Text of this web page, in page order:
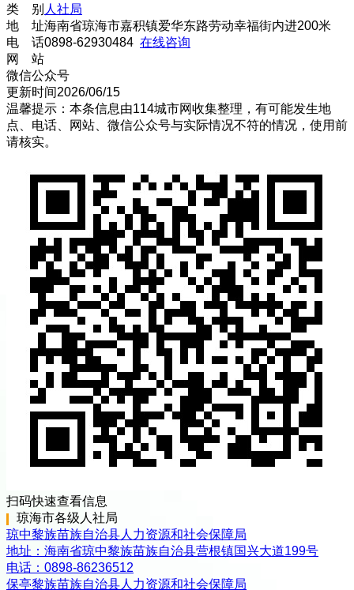
类 别 人社局
地 址海南省琼海市嘉积镇爱华东路劳动幸福街内进200米
电 话0898-62930484 在线咨询
网 站
微信公众号
更新时间2026/06/15
温馨提示：本条信息由114城市网收集整理，有可能发生地
点、电话、网站、微信公众号与实际情况不符的情况，使用前
请核实。
扫码快速查看信息
琼海市各级 人社局
琼中黎族苗族自治县人力资源和社会保障局
地址： 海南省琼中黎族苗族自治县营根镇国兴大道199号
电话： 0898-86236512
保亭黎族苗族自治县人力资源和社会保障局